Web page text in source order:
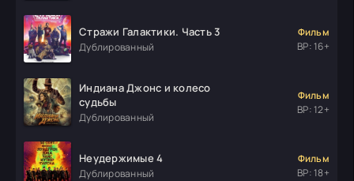
Стражи Галактики. Часть 3
Дублированный
Фильм
ВР: 16+
Индиана Джонс и колесо
судьбы
Дублированный
Фильм
ВР: 12+
Неудержимые 4
Дублированный
Фильм
ВР: 18+